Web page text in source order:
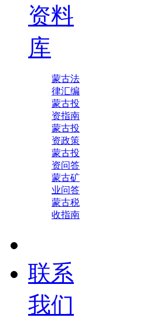
资料
库
蒙古法
律汇编
蒙古投
资指南
蒙古投
资政策
蒙古投
资问答
蒙古矿
业问答
蒙古税
收指南
联系
我们